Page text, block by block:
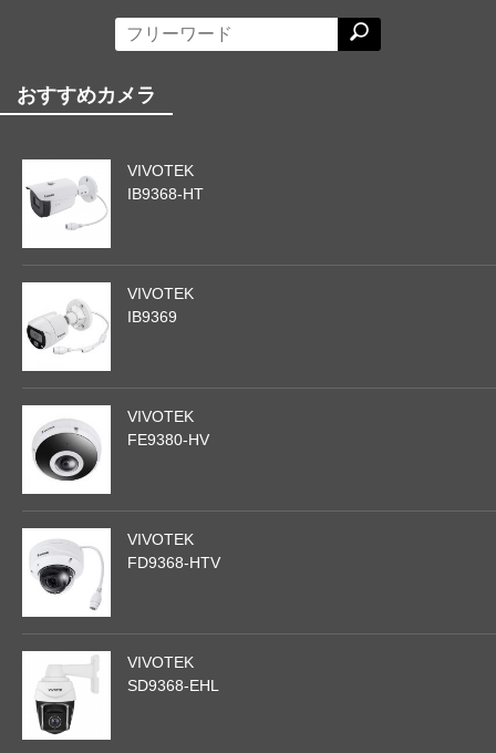
おすすめカメラ
VIVOTEK
IB9368-HT
VIVOTEK
IB9369
VIVOTEK
FE9380-HV
VIVOTEK
FD9368-HTV
VIVOTEK
SD9368-EHL